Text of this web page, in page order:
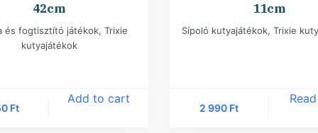
42cm
és fogtisztító játékok,Trixie
kutyajátékok
Ft
Add to cart
11cm
Sípoló kutyajátékok,Trixie
2 990 Ft